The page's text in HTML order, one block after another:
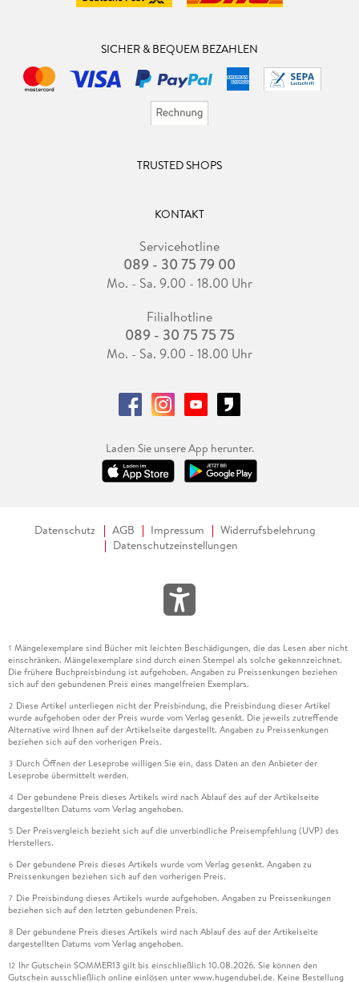
SICHER & BEQUEM BEZAHLEN
TRUSTED SHOPS
KONTAKT
Servicehotline
089 - 30 75 79 00
Mo. - Sa. 9.00 - 18.00 Uhr
Filialhotline
089 - 30 75 75 75
Mo. - Sa. 9.00 - 18.00 Uhr
Laden Sie unsere App herunter.
Datenschutz AGB Impressum
Widerrufsbelehrung
Datenschutzeinstellungen
1 Mängelexemplare sind Bücher mit leichten Beschädigungen, die das Lesen aber nicht
einschränken. Mängelexemplare sind durch einen Stempel als solche gekennzeichnet.
Die frühere Buchpreisbindung ist aufgehoben. Angaben zu Preissenkungen beziehen
sich auf den gebundenen Preis eines mangelfreien Exemplars.
2 Diese Artikel unterliegen nicht der Preisbindung, die Preisbindung dieser Artikel
wurde aufgehoben oder der Preis wurde vom Verlag gesenkt. Die jeweils zutreffende
Alternative wird Ihnen auf der Artikelseite dargestellt. Angaben zu Preissenkungen
beziehen sich auf den vorherigen Preis.
3 Durch Öffnen der Leseprobe willigen Sie ein, dass Daten an den Anbieter der
Leseprobe übermittelt werden.
4 Der gebundene Preis dieses Artikels wird nach Ablauf des auf der Artikelseite
dargestellten Datums vom Verlag angehoben.
5 Der Preisvergleich bezieht sich auf die unverbindliche Preisempfehlung (UVP) des
Herstellers.
6 Der gebundene Preis dieses Artikels wurde vom Verlag gesenkt. Angaben zu
Preissenkungen beziehen sich auf den vorherigen Preis.
7 Die Preisbindung dieses Artikels wurde aufgehoben. Angaben zu Preissenkungen
beziehen sich auf den letzten gebundenen Preis.
8 Der gebundene Preis dieses Artikels wird nach Ablauf des auf der Artikelseite
dargestellten Datums vom Verlag angehoben.
12 Ihr Gutschein SOMMER13 gilt bis einschließlich 10.08.2026. Sie können den
Gutschein ausschließlich online einlösen unter www.hugendubel.de. Keine Bestellung